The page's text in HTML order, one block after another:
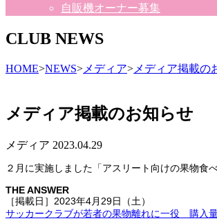
自販機オーナー募集
CLUB NEWS
HOME>NEWS> メディア> メディア掲載の
メディア掲載のお知らせ
メディア 2023.04.29
２月に実施しました「アスリート向けの果物食
THE ANSWER
［掲載日］2023年4月29日（土）
サッカークラブが若者の果物離れに一役 購入